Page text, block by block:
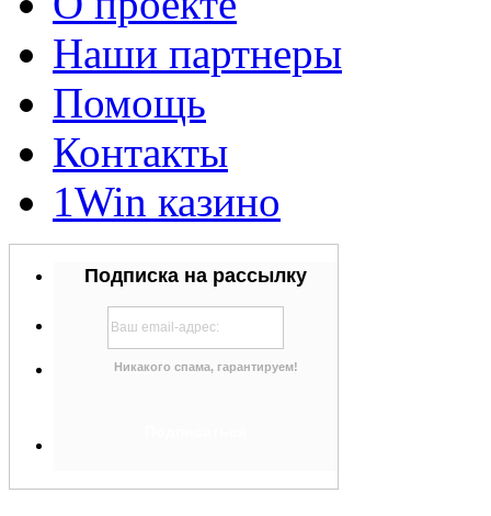
Наши партнеры
Помощь
Контакты
1Win казино
Подписка на рассылку
Никакого спама, гарантируем!